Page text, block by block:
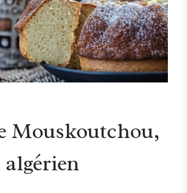
Mouskoutchou,
algérien